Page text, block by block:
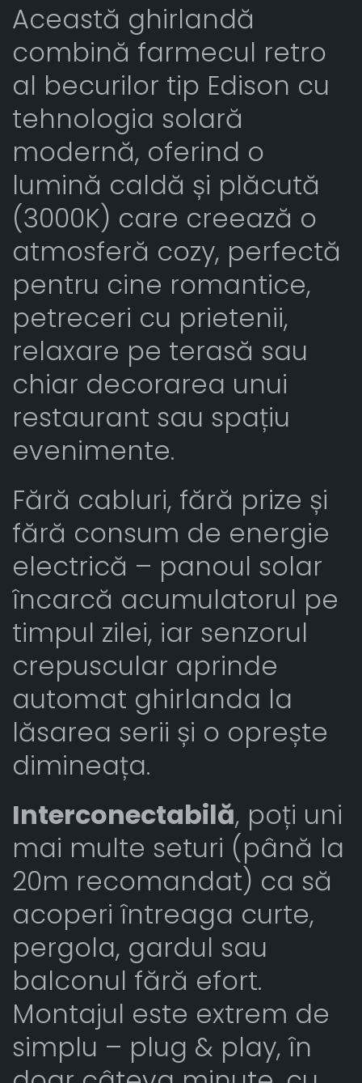
Această ghirlandă
combină farmecul retro
al becurilor tip Edison cu
tehnologia solară
modernă, oferind o
lumină caldă și plăcută
(3000K) care creează o
atmosferă cozy, perfectă
pentru cine romantice,
petreceri cu prietenii,
relaxare pe terasă sau
chiar decorarea unui
restaurant sau spațiu
evenimente.
Fără cabluri, fără prize și
fără consum de energie
electrică – panoul solar
încarcă acumulatorul pe
timpul zilei, iar senzorul
crepuscular aprinde
automat ghirlanda la
lăsarea serii și o oprește
dimineața.
Interconectabilă, poți uni
mai multe seturi (până la
20m recomandat) ca să
acoperi întreaga curte,
pergola, gardul sau
balconul fără efort.
Montajul este extrem de
simplu – plug & play, în